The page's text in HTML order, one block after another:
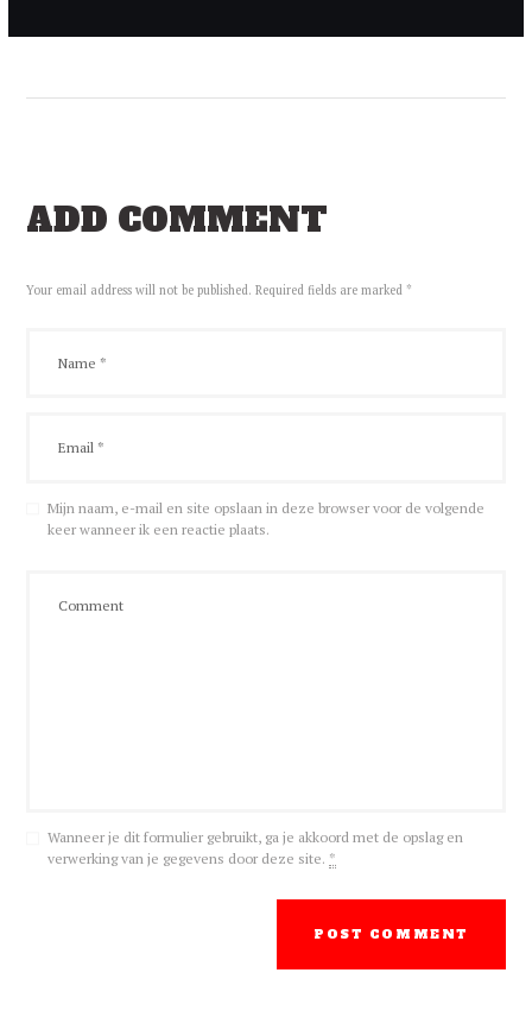
ADD COMMENT
Your email address will not be published. Required fields are marked *
Mijn naam, e-mail en site opslaan in deze browser voor de volgende
keer wanneer ik een reactie plaats.
Wanneer je dit formulier gebruikt, ga je akkoord met de opslag en
verwerking van je gegevens door deze site. *